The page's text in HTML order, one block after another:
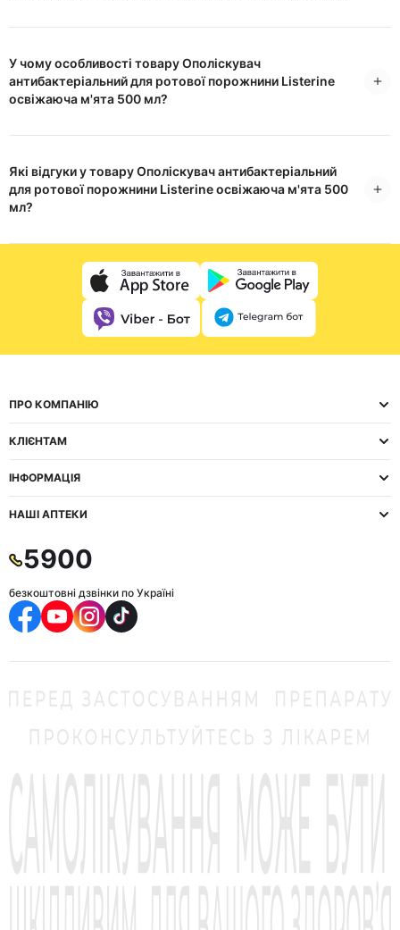
У чому особливості товару Ополіскувач
антибактеріальний для ротової порожнини Listerine
освіжаюча м'ята 500 мл?
Які відгуки у товару Ополіскувач антибактеріальний
для ротової порожнини Listerine освіжаюча м'ята 500
мл?
ПРО КОМПАНІЮ
КЛІЄНТАМ
ІНФОРМАЦІЯ
НАШІ АПТЕКИ
5900
безкоштовні дзвінки по Україні